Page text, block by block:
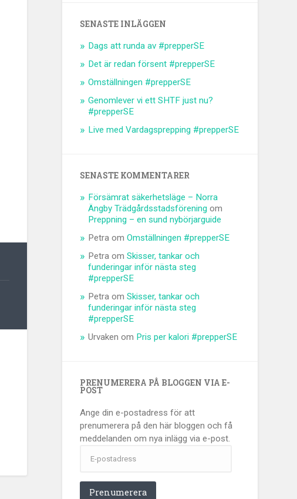
SENASTE INLÄGGEN
Dags att runda av #prepperSE
Det är redan försent #prepperSE
Omställningen #prepperSE
Genomlever vi ett SHTF just nu?
#prepperSE
Live med Vardagsprepping #prepperSE
SENASTE KOMMENTARER
Försämrat säkerhetsläge – Norra
Ängby Trädgårdsstadsförening om
Preppning – en sund nybörjarguide
Petra omOmställningen #prepperSE
Petra omSkisser, tankar och
funderingar inför nästa steg
#prepperSE
Petra omSkisser, tankar och
funderingar inför nästa steg
#prepperSE
Urvaken om Pris per kalori #prepperSE
PRENUMERERA PÅ BLOGGEN VIA E-
POST
Ange din e-postadress för att
prenumerera på den här bloggen och få
meddelanden om nya inlägg via e-post.
postadress
Prenumerera